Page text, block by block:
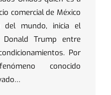
comercial de México
del mundo, inicia el
Trump entre
Por
conocido